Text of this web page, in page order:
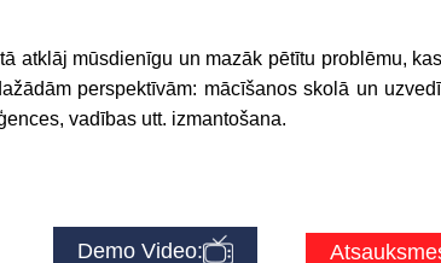
atklāj mūsdienīgu un mazāk pētītu problēmu,
perspektīvām: mācīšanos skolā un
vadības utt. izmantošana.
Demo Video: